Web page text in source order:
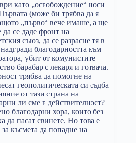
като „освобождение“ носи
(може би трябва да я
„първо“ вече имаше, а ще
да се даде фронт на
съюз, да се разрасне тя в
благодарността към
убит от комунистите
барабар с лекаря и готвача.
трябва да помогне на
геополитическата си съдба
от тази страна на
ли сме в действителност?
благодарни хора, които без
да пасат свинете. Но това е
късмета да попадне на